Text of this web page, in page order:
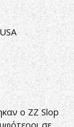
USA
ο ZZ Slop
σε